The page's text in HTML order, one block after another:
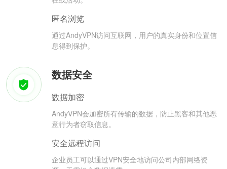
匿名浏览
通过AndyVPN访问互联网，用户的真实身份和位置信
息得到保护。
数据安全
数据加密
AndyVPN会加密所有传输的数据，防止黑客和其他恶
意行为者窃取信息。
安全远程访问
企业员工可以通过VPN安全地访问公司内部网络资